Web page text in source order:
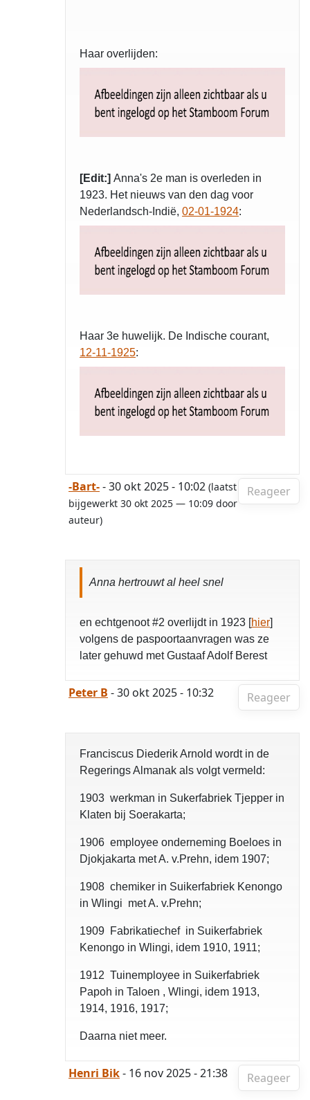
Haar overlijden:
[Edit:] Anna's 2e man is overleden in
1923. Het nieuws van den dag voor
Nederlandsch-Indië, 02-01-1924:
Haar 3e huwelijk. De Indische courant,
12-11-1925:
Reageer
-Bart-- 30 okt 2025 - 10:02 (laatst
bijgewerkt 30 okt 2025 — 10:09 door
auteur)
Anna hertrouwt al heel snel
en echtgenoot #2 overlijdt in 1923 [hier]
volgens de paspoortaanvragen was ze
later gehuwd met Gustaaf Adolf Berest
Reageer
Peter B - 30 okt 2025 - 10:32
Franciscus Diederik Arnold wordt in de
Regerings Almanak als volgt vermeld:
1903 werkman in Sukerfabriek Tjepper in
Klaten bij Soerakarta;
1906 employee onderneming Boeloes in
Djokjakarta met A. v.Prehn, idem 1907;
1908 chemiker in Suikerfabriek Kenongo
in Wlingi met A. v.Prehn;
1909 Fabrikatiechef in Suikerfabriek
Kenongo in Wlingi, idem 1910, 1911;
1912 Tuinemployee in Suikerfabriek
Papoh in Taloen , Wlingi, idem 1913,
1914, 1916, 1917;
Daarna niet meer.
Reageer
Henri Bik- 16 nov 2025 - 21:38